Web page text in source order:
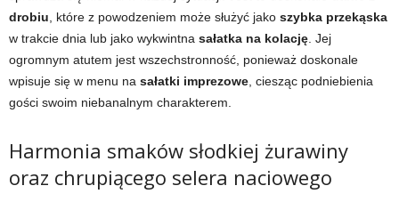
drobiu , które z powodzeniem może służyć jako szybka przekąska
w trakcie dnia lub jako wykwintna sałatka na kolację . Jej
ogromnym atutem jest wszechstronność, ponieważ doskonale
wpisuje się w menu na sałatki imprezowe , ciesząc podniebienia
gości swoim niebanalnym charakterem.
Harmonia smaków słodkiej żurawiny
oraz chrupiącego selera naciowego